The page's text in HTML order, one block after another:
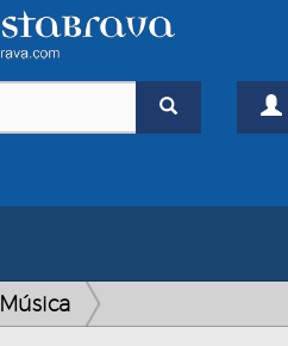
Música